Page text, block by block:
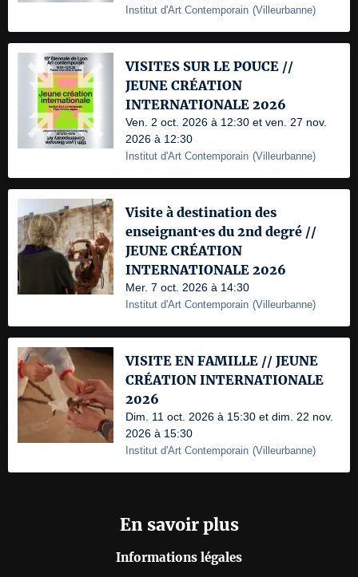
Institut d'Art Contemporain (Villeurbanne)
VISITES SUR LE POUCE //
JEUNE CRÉATION
INTERNATIONALE 2026
Ven. 2 oct. 2026 à 12:30 et ven. 27 nov.
2026 à 12:30
Institut d'Art Contemporain (Villeurbanne)
Visite à destination des
enseignant·es du 2nd degré //
JEUNE CRÉATION
INTERNATIONALE 2026
Mer. 7 oct. 2026 à 14:30
Institut d'Art Contemporain (Villeurbanne)
VISITE EN FAMILLE // JEUNE
CRÉATION INTERNATIONALE
2026
Dim. 11 oct. 2026 à 15:30 et dim. 22 nov.
2026 à 15:30
Institut d'Art Contemporain (Villeurbanne)
En savoir plus
Informations légales